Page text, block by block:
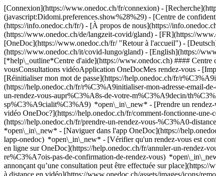
[Connexion](https://www.onedoc.ch/fr/connexion) -
(javascript:Didomi.preferences.show%28%29) - [Centre de
(https://info.onedoc.ch/fr/) - [À propos de nous](https://
(https://www.onedoc.ch/de/langzeit-covid/gland) - [FR](https://
[OneDoc](https://www.onedoc.ch/fr/ "Retour à l'accueil") -
(https://www.onedoc.ch/it/covid-lungo/gland) - [English](https://
[*help\_outline*Centre d'aide](https://www.onedoc.ch) #### Centre
vousConsultations vidéoApplication OneDocMes rendez-vous -
[Réinitialiser mon mot de passe](https://help.onedoc.ch/fr/
(https://help.onedoc.ch/fr/r%C3%A9initialiser-mon-adresse-email-
un-rendez-vous-aupr%C3%A8s-de-votre-m%C3%A9decin/
sp%C3%A9cialit%C3%A9) *open\_in\_new* - [Prendre un
vidéo OneDoc?](https://help.onedoc.ch/fr/comment-fonctionne-
(https://help.onedoc.ch/fr/prendre-un-rendez-vous-%C3%A0-
*open\_in\_new* - [Naviguer dans l'app OneDoc](https://
lapp-onedoc) *open\_in\_new* - [Vérifier qu'un rendez-vous est confirmé](https://help.onedoc.ch/fr/v%C3%A9rifier-quun-rendez-vous-est-confirm%C3%A9) *open\_in\_new* - [Annuler un rendez-vous pris en ligne sur OneDoc](https://help.onedoc.ch/fr/annuler-un-rendez-vous-pris-en-ligne-sur-onedoc) *open\_in\_new* - [Je ne reçois pas de confirmation de rendez-vous](https://help.onedoc.ch/fr/je-ne-re%C3%A7ois-pas-de-confirmation-de-rendez-vous) *open\_in\_new* [Voir tous nos articles *open\_in\_new*](https://help.onedoc.ch/fr/) close ## Modifier votre recherche ![Maison avec un signe plus annonçant qu’une consultation peut être effectuée sur place](https://www.onedoc.ch/assets/images/icons/on-site.svg) Sur place ![Caméra avec un symbole lecture annonçant qu’une consultation peut être effectuée à distance en vidéo](https://www.onedoc.ch/assets/images/icons/remote.svg) À distance Rechercher #### Spécialités #### Praticiens #### Établissements edit Covid long à Gland tune Filtrer par Nouveaux patients*keyboard\_arrow\_down* - Acceptés*check\_circle* Langue parlée*keyboard\_arrow\_down* - Anglais*check\_circle* - Espagnol*check\_circle* - Français*check\_circle* - Grec*check\_circle* - Portugais*check\_circle* Sexe*keyboard\_arrow\_down* - Femme*check\_circle* - Homme*check\_circle* Réseau*keyboard\_arrow\_down* - Medbase*check\_circle* Disponibilité*keyboard\_arrow\_down* - Disponible aujourdhui*check\_circle* - Dans les 3 prochains jours*check\_circle* - Dans les 7 prochains jours*check\_circle* - Dans les 14 prochains jours*check\_circle* # __Covid long__ à __Gland__: prenez rendez-vous en ligne aujourd'hui ## 2 résultats à Gland [![Dr. Aline Gallois-Schmit, pneumologue à Gland](https://assets.onedoc.ch/images/users/45c17d11bbf4e29d10dc92a9382eaa6dfb963ec0fbcb678be0966f4b5e5408d3-small.jpg "Dr. Aline Gallois-Schmit, pneumologue à Gland")](https://www.onedoc.ch/fr/pneumologue/gland/pct8b/dr-aline-gallois-schmit) ### [Dr. Aline Gallois-Schmit](https://www.onedoc.ch/fr/pneumologue/gland/pct8b/dr-aline-gallois-schmit)